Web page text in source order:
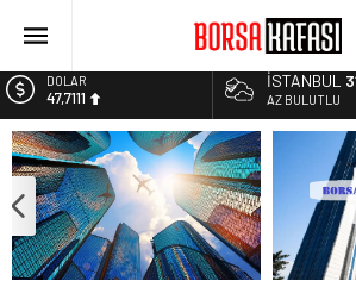
Borsa Bugün Ne Olur? 04/08/2023
Haftanın En Çok Kazandıran Yatırım
Bitcoin Halving Sonrası Kripto Para
2027 Borsa Yatırımları: Akıllı
DOLAR
47,7111
EURO
55,1881
ALTIN
6.660,55
BİST
13.779,39
İSTANBUL
AZ BULUTLU